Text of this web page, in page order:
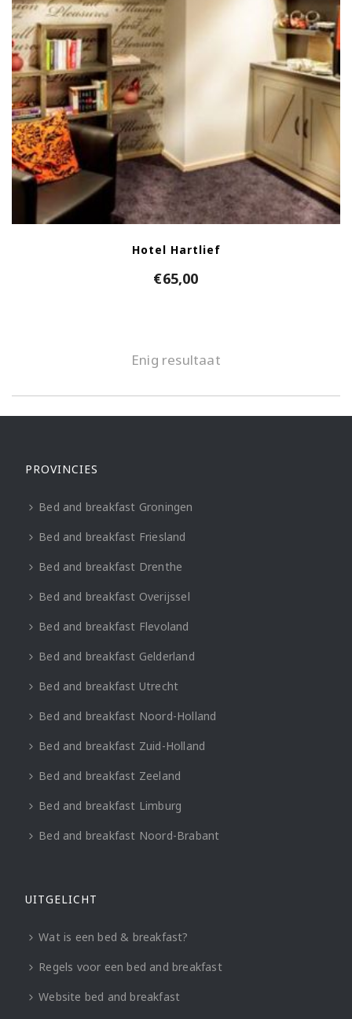
Hotel Hartlief
€65,00
Enig resultaat
PROVINCIES
Bed and breakfast Groningen
Bed and breakfast Friesland
Bed and breakfast Drenthe
Bed and breakfast Overijssel
Bed and breakfast Flevoland
Bed and breakfast Gelderland
Bed and breakfast Utrecht
Bed and breakfast Noord-Holland
Bed and breakfast Zuid-Holland
Bed and breakfast Zeeland
Bed and breakfast Limburg
Bed and breakfast Noord-Brabant
UITGELICHT
Wat is een bed & breakfast?
Regels voor een bed and breakfast
Website bed and breakfast